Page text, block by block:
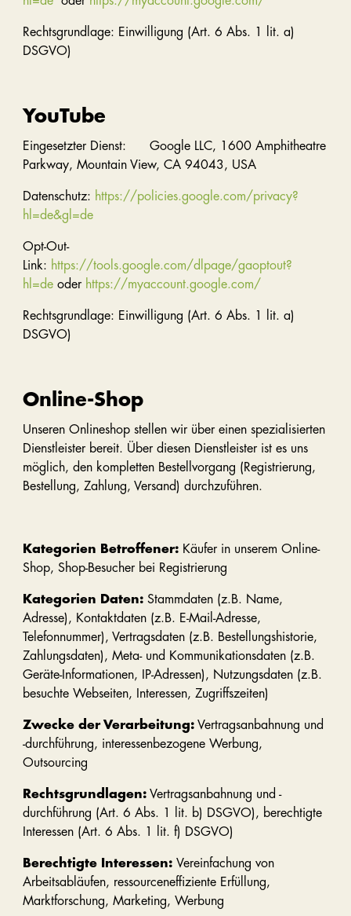
Rechtsgrundlage: Einwilligung (Art. 6 Abs. 1 lit. a)
DSGVO)
YouTube
Eingesetzter Dienst: Google LLC, 1600 Amphitheatre
Parkway, Mountain View, CA 94043, USA
Datenschutz: https://policies.google.com/privacy?
hl=de&gl=de
Opt-Out-
Link: https://tools.google.com/dlpage/gaoptout?
hl=deoder https://myaccount.google.com/
Rechtsgrundlage: Einwilligung (Art. 6 Abs. 1 lit. a)
DSGVO)
Online-Shop
Unseren Onlineshop stellen wir über einen spezialisierten
Dienstleister bereit. Über diesen Dienstleister ist es uns
möglich, den kompletten Bestellvorgang (Registrierung,
Bestellung, Zahlung, Versand) durchzuführen.
Kategorien Betroffener:Käufer in unserem Online-
Shop, Shop-Besucher bei Registrierung
Kategorien Daten:Stammdaten (z.B. Name,
Adresse), Kontaktdaten (z.B. E-Mail-Adresse,
Telefonnummer), Vertragsdaten (z.B. Bestellungshistorie,
Zahlungsdaten), Meta- und Kommunikationsdaten (z.B.
Geräte-Informationen, IP-Adressen), Nutzungsdaten (z.B.
besuchte Webseiten, Interessen, Zugriffszeiten)
Zwecke der Verarbeitung:Vertragsanbahnung und
-durchführung, interessenbezogene Werbung,
Outsourcing
Rechtsgrundlagen:Vertragsanbahnung und -
durchführung (Art. 6 Abs. 1 lit. b) DSGVO), berechtigte
Interessen (Art. 6 Abs. 1 lit. f) DSGVO)
Berechtigte Interessen: Vereinfachung von
Arbeitsabläufen, ressourceneffiziente Erfüllung,
Marktforschung, Marketing, Werbung